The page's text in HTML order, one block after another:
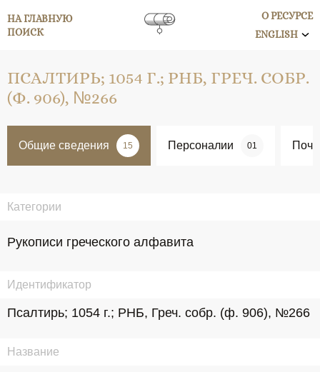
НА ГЛАВНУЮ
ПОИСК
О РЕСУРСЕ
ENGLISH
ПСАЛТИРЬ; 1054 Г.; РНБ, ГРЕЧ. СОБР.
(Ф. 906), №266
Общие сведения 15 Персоналии 01
Категории
Рукописи греческого алфавита
Идентификатор
Псалтирь; 1054 г.; РНБ, Греч. собр. (ф. 906), №266
Название